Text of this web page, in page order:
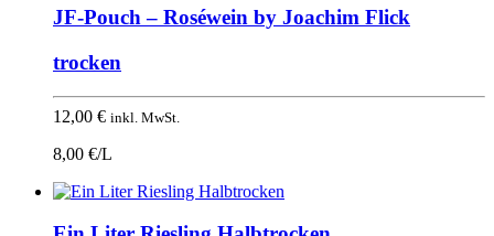
JF-Pouch – Roséwein by Joachim Flick
trocken
12,00 € inkl. MwSt.
8,00 €/L